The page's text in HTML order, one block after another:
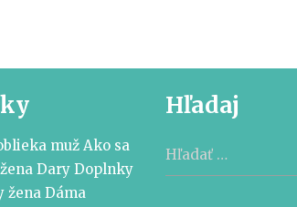
muž Ako sa
Dary Doplnky
žena Dáma
Hľadaj